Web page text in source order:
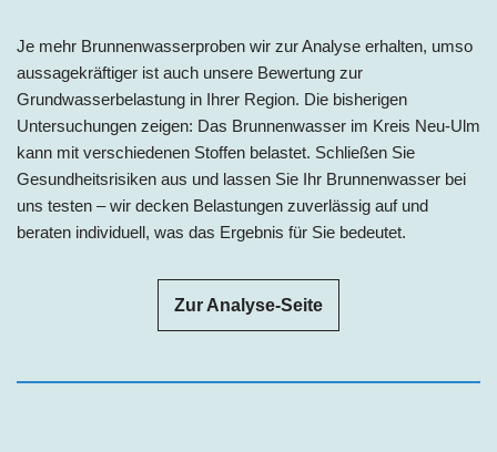
Je mehr Brunnenwasserproben wir zur Analyse erhalten, umso
aussagekräftiger ist auch unsere Bewertung zur
Grundwasserbelastung in Ihrer Region. Die bisherigen
Untersuchungen zeigen: Das Brunnenwasser im Kreis Neu-Ulm
kann mit verschiedenen Stoffen belastet. Schließen Sie
Gesundheitsrisiken aus und lassen Sie Ihr Brunnenwasser bei
uns testen – wir decken Belastungen zuverlässig auf und
beraten individuell, was das Ergebnis für Sie bedeutet.
Zur Analyse-Seite